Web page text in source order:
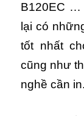
B120EC …
lại có
tốt nhất
cũng như
nghề cần in.